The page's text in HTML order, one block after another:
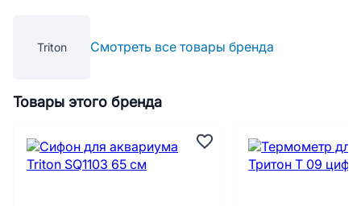
Triton Смотреть все товары бренда
Товары этого бренда